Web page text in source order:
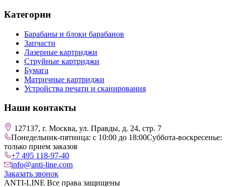
Категории
Барабаны и блоки барабанов
Запчасти
Лазерные картриджи
Струйные картриджи
Бумага
Матричные картриджи
Устройства печати и сканирования
Наши контакты
127137, г. Москва, ул. Правды, д. 24, стр. 7
Понедельник-пятница: с 10:00 до 18:00Суббота-воскресенье:
только прием заказов
+7 495 118-97-40
info@anti-line.com
Заказать звонок
ANTI-LINE Все права защищены